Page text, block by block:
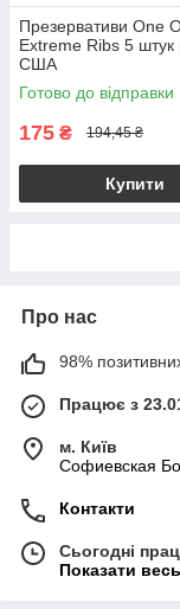
Презервативи One
Extreme Ribs 5 штук
США
Готово до відправки
175 ₴ 194,45 ₴
Купити
Про нас
98%
Працює з
м. Київ
Софиевская
Контакти
Сьогодні
Показати